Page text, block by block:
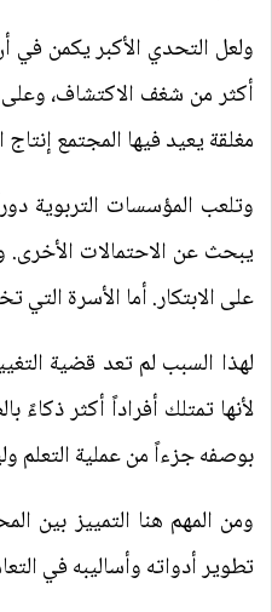
ولعل التحدي الأكبر يكمن في
أكثر من شغف الاكتشاف، وعلى
مغلقة يعيد فيها المجتمع
وتلعب المؤسسات التربوية
يبحث عن الاحتمالات الأخرى.
على الابتكار. أما الأسرة
لهذا السبب لم تعد قضية
لأنها تمتلك أفراداً أكثر
بوصفه جزءاً من عملية التعلم
ومن المهم هنا التمييز بين
تطوير أدواته وأساليبه في